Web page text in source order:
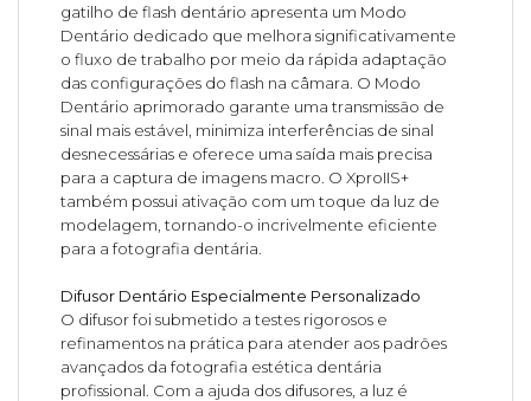
gatilho de flash dentário apresenta um Modo
Dentário dedicado que melhora significativamente
o fluxo de trabalho por meio da rápida adaptação
das configurações do flash na câmara. O Modo
Dentário aprimorado garante uma transmissão de
sinal mais estável, minimiza interferências de sinal
desnecessárias e oferece uma saída mais precisa
para a captura de imagens macro. O XproIIS+
também possui ativação com um toque da luz de
modelagem, tornando-o incrivelmente eficiente
para a fotografia dentária.
Difusor Dentário Especialmente Personalizado
O difusor foi submetido a testes rigorosos e
refinamentos na prática para atender aos padrões
avançados da fotografia estética dentária
profissional. Com a ajuda dos difusores, a luz é